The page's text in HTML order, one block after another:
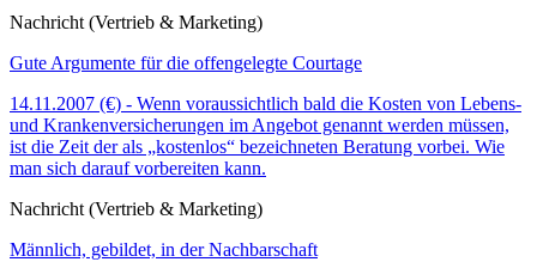
Nachricht (Vertrieb & Marketing)
Gute Argumente für die offengelegte Courtage
14.11.2007 (€) - Wenn voraussichtlich bald die Kosten von Lebens-
und Krankenversicherungen im Angebot genannt werden müssen,
ist die Zeit der als „kostenlos“ bezeichneten Beratung vorbei. Wie
man sich darauf vorbereiten kann.
Nachricht (Vertrieb & Marketing)
Männlich, gebildet, in der Nachbarschaft